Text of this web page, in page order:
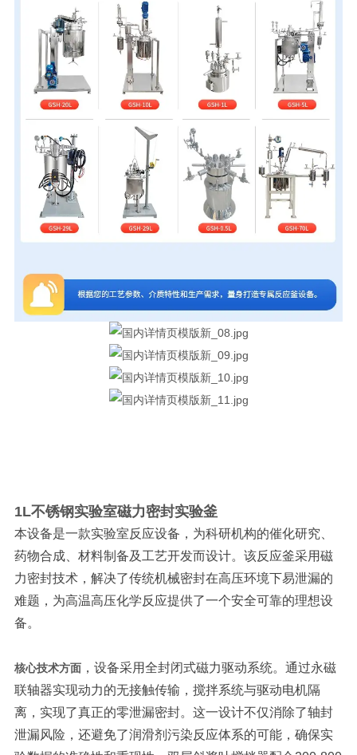
1L不锈钢实验室磁力密封实验釜
本设备是一款实验室反应设备，为科研机构的催化研究、
药物合成、材料制备及工艺开发而设计。该反应釜采用磁
力密封技术，解决了传统机械密封在高压环境下易泄漏的
难题，为高温高压化学反应提供了一个安全可靠的理想设
备。
核心技术方面，设备采用全封闭式磁力驱动系统。通过永磁
联轴器实现动力的无接触传输，搅拌系统与驱动电机隔
离，实现了真正的零泄漏密封。这一设计不仅消除了轴封
泄漏风险，还避免了润滑剂污染反应体系的可能，确保实